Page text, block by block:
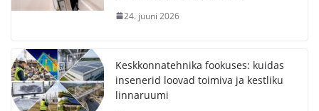
24. juuni 2026
Keskkonnatehnika fookuses: kuidas
insenerid loovad toimiva ja kestliku
linnaruumi